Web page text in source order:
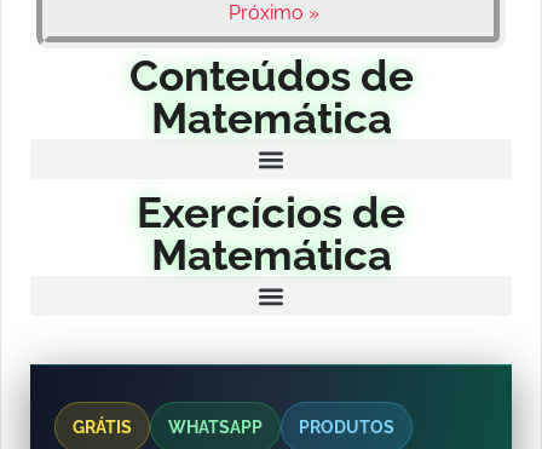
Próximo »
Conteúdos de
Matemática
Exercícios de
Matemática
GRÁTIS WHATSAPP PRODUTOS